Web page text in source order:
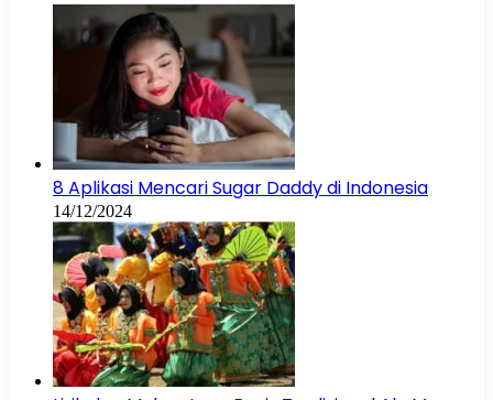
8 Aplikasi Mencari Sugar Daddy di Indonesia
14/12/2024